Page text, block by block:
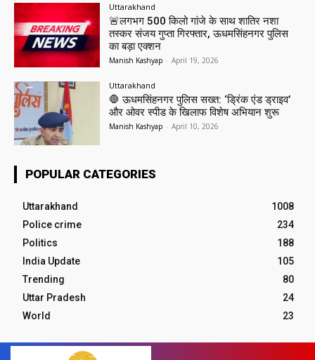
Uttarakhand
🚨लगभग 500 किलो गांजे के साथ शातिर नशा
तस्कर संजय गुप्ता गिरफ्तार, ऊधमसिंहनगर पुलिस
का बड़ा एक्शन
Manish Kashyap - April 19, 2026
Uttarakhand
🛑 ऊधमसिंहनगर पुलिस सख्त: ‘ड्रिंक एंड ड्राइव’
और ओवर स्पीड के खिलाफ विशेष अभियान शुरू
Manish Kashyap - April 10, 2026
POPULAR CATEGORIES
Uttarakhand
1008
Police crime
234
Politics
188
India Update
105
Trending
80
Uttar Pradesh
24
World
23